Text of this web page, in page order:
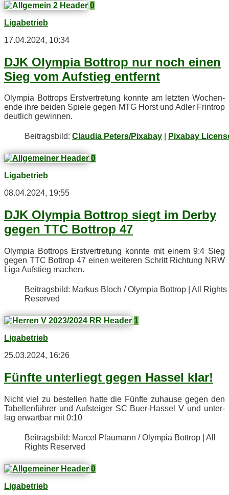
0
Ligabetrieb
17.04.2024, 10:34
DJK Olym­pia Bot­trop nur noch ei­nen
Sieg vom Auf­stieg entfernt
Olym­pia Bot­trops Erst­ver­tre­tung konn­te am letz­ten Wo­chen­
en­de ihre bei­den Spie­le ge­gen MTG Horst und Ad­ler Frin­trop
deut­lich gewinnen.
Bei­trags­bild: Claudia Peters/Pixabay Pixabay
0
Ligabetrieb
08.04.2024, 19:55
DJK Olym­pia Bot­trop siegt im Der­by
ge­gen TTC Bot­trop 47
Olym­pia Bot­trops Erst­ver­tre­tung konn­te mit ei­nem 9:4 Sieg
ge­gen TTC Bot­trop 47 ei­nen wei­te­ren Schritt Rich­tung NRW
Liga Auf­stieg machen.
Bei­trags­bild: Mar­kus Bloch / Olym­pia Bot­trop | All Rights
Reserved
1
Ligabetrieb
25.03.2024, 16:26
Fünf­te un­ter­liegt ge­gen Has­sel klar!
Nicht viel zu be­stel­len hat­te die Fünf­te zu­hau­se ge­gen den
Ta­bel­len­füh­rer und Auf­stei­ger SC Buer-Has­sel V und un­ter­
lag er­wart­bar mit 0:10
Bei­trags­bild: Mar­cel Plau­mann / Olym­pia Bot­trop | All
Rights Reserved
0
Ligabetrieb